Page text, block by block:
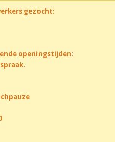
gezocht:
openingstijden: